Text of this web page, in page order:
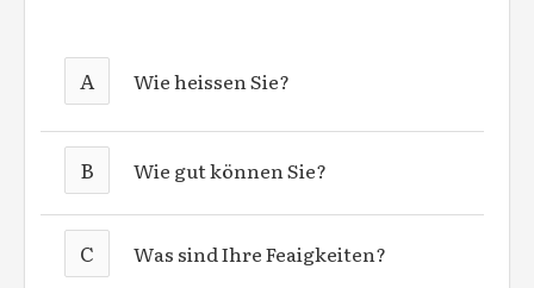
A Wie heissen Sie?
B Wie gut können Sie?
C Was sind Ihre Feaigkeiten?